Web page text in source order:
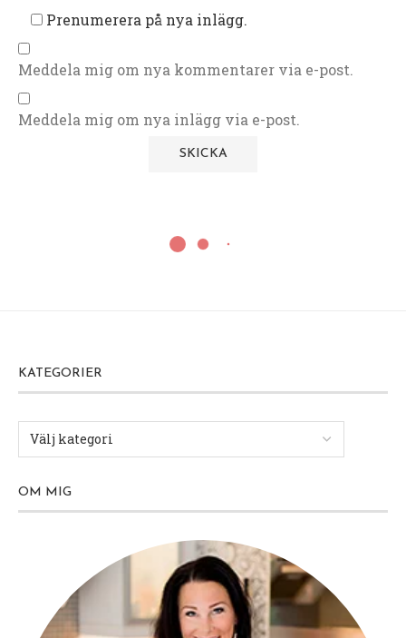
Prenumerera på nya inlägg.
Meddela mig om nya kommentarer via e-post.
Meddela mig om nya inlägg via e-post.
KATEGORIER
OM MIG